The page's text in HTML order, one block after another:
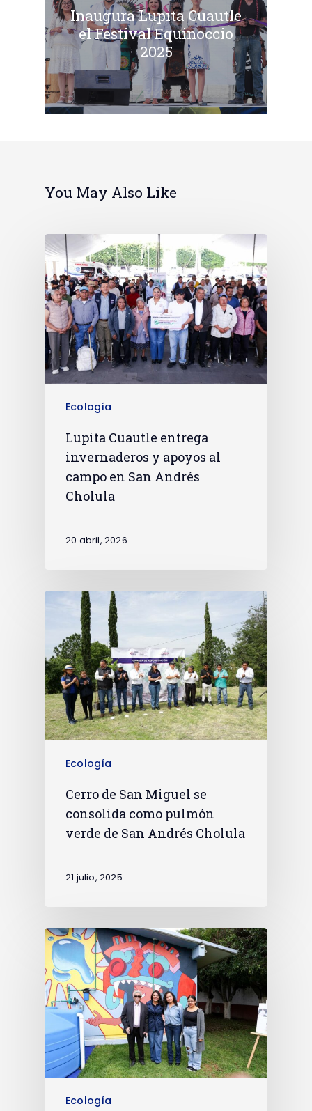
Inaugura Lupita Cuautle
el Festival Equinoccio
2025
You May Also Like
Ecología
Lupita Cuautle entrega
invernaderos y apoyos al
campo en San Andrés
Cholula
20 abril, 2026
Ecología
Cerro de San Miguel se
consolida como pulmón
verde de San Andrés Cholula
21 julio, 2025
Ecología